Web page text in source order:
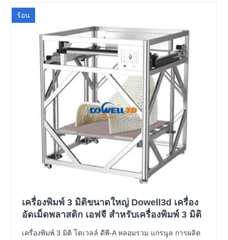
ร้อน
เครื่องพิมพ์ 3 มิติขนาดใหญ่ Dowell3d เครื่อง
อัดเม็ดพลาสติก เอฟจี สำหรับเครื่องพิมพ์ 3 มิติ
เครื่องพิมพ์ 3 มิติ โดเวลล์ ดีพี-A หลอมรวม แกรนูล การผลิต